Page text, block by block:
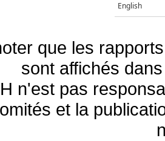
English
que les
sont affichés
n'est pas
et la